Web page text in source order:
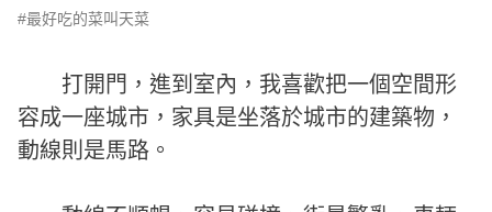
#最好吃的菜叫天菜
打開門，進到室內，我喜歡把一個空間形
容成一座城市，家具是坐落於城市的建築物，
動線則是馬路。